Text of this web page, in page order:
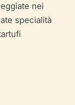
nei
specialità